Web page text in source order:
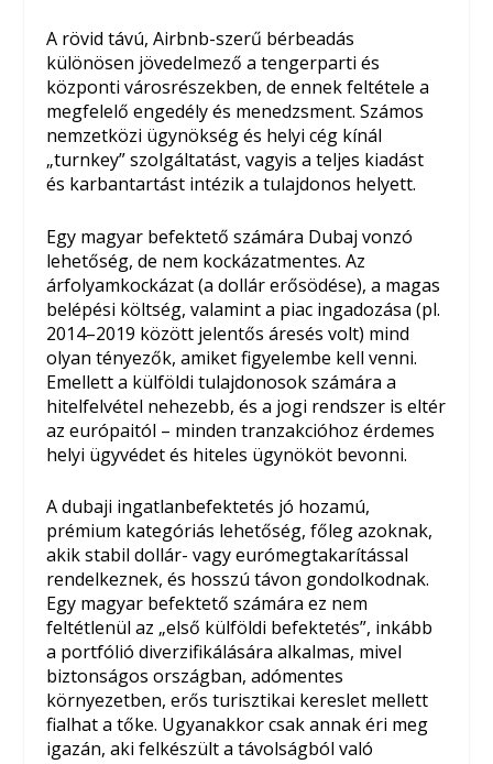
A rövid távú, Airbnb-szerű bérbeadás
különösen jövedelmező a tengerparti és
központi városrészekben, de ennek feltétele a
megfelelő engedély és menedzsment. Számos
nemzetközi ügynökség és helyi cég kínál
„turnkey” szolgáltatást, vagyis a teljes kiadást
és karbantartást intézik a tulajdonos helyett.
Egy magyar befektető számára Dubaj vonzó
lehetőség, de nem kockázatmentes. Az
árfolyamkockázat (a dollár erősödése), a magas
belépési költség, valamint a piac ingadozása (pl.
2014–2019 között jelentős áresés volt) mind
olyan tényezők, amiket figyelembe kell venni.
Emellett a külföldi tulajdonosok számára a
hitelfelvétel nehezebb, és a jogi rendszer is eltér
az európaitól – minden tranzakcióhoz érdemes
helyi ügyvédet és hiteles ügynököt bevonni.
A dubaji ingatlanbefektetés jó hozamú,
prémium kategóriás lehetőség, főleg azoknak,
akik stabil dollár- vagy eurómegtakarítással
rendelkeznek, és hosszú távon gondolkodnak.
Egy magyar befektető számára ez nem
feltétlenül az „első külföldi befektetés”, inkább
a portfólió diverzifikálására alkalmas, mivel
biztonságos országban, adómentes
környezetben, erős turisztikai kereslet mellett
fialhat a tőke. Ugyanakkor csak annak éri meg
igazán, aki felkészült a távolságból való